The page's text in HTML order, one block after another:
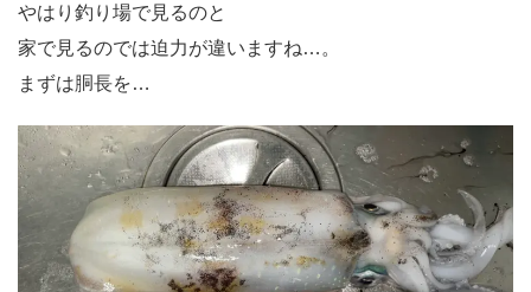
やはり釣り場で見るのと
家で見るのでは迫力が違いますね…。
まずは胴長を…